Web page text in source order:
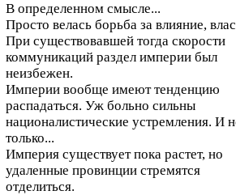
В определенном смысле...
Просто велась борьба за влияние,
При существовавшей тогда скорости
коммуникаций раздел империи был
неизбежен.
Империи вообще имеют тенденцию
распадаться. Уж больно сильны
националистические устремления. И
только...
Империя существует пока растет, но
удаленные провинции стремятся
отделиться.